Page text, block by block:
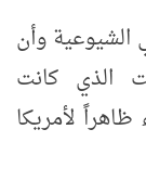
الشيوعية وأن
الذي كانت
لأمريكا